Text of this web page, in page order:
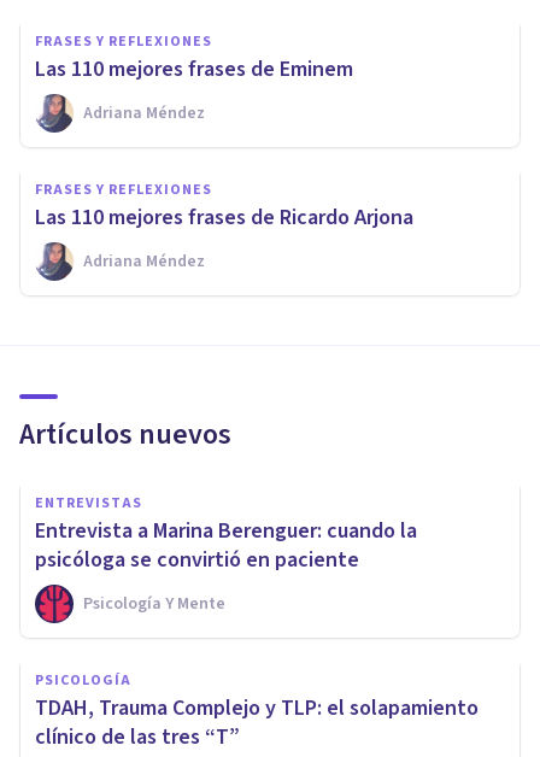
FRASES Y REFLEXIONES
Las 110 mejores frases de Eminem
Adriana Méndez
FRASES Y REFLEXIONES
Las 110 mejores frases de Ricardo Arjona
Adriana Méndez
Artículos nuevos
ENTREVISTAS
Entrevista a Marina Berenguer: cuando la
psicóloga se convirtió en paciente
Psicología Y Mente
PSICOLOGÍA
TDAH, Trauma Complejo y TLP: el solapamiento
clínico de las tres “T”